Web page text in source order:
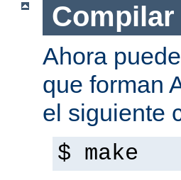
Compilar
Ahora
que forman
el siguiente
$ make